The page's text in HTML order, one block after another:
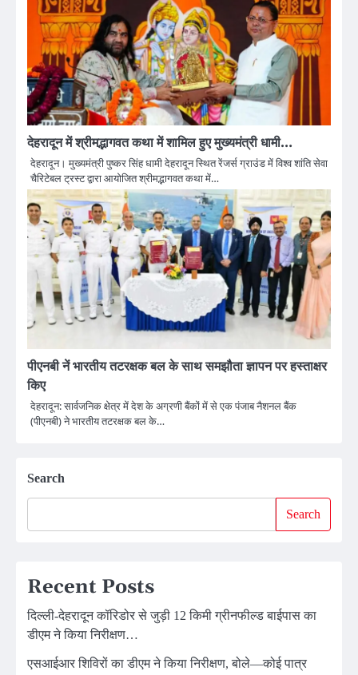
देहरादून में श्रीमद्भागवत कथा में शामिल हुए मुख्यमंत्री धामी…
देहरादून। मुख्यमंत्री पुष्कर सिंह धामी देहरादून स्थित रेंजर्स ग्राउंड में विश्व शांति सेवा
चैरिटेबल ट्रस्ट द्वारा आयोजित श्रीमद्भागवत कथा में…
पीएनबी नें भारतीय तटरक्षक बल के साथ समझौता ज्ञापन पर हस्ताक्षर
किए
देहरादून: सार्वजनिक क्षेत्र में देश के अग्रणी बैंकों में से एक पंजाब नैशनल बैंक
(पीएनबी) ने भारतीय तटरक्षक बल के…
Search
Search
Recent Posts
दिल्ली-देहरादून कॉरिडोर से जुड़ी 12 किमी ग्रीनफील्ड बाईपास का
डीएम ने किया निरीक्षण…
एसआईआर शिविरों का डीएम ने किया निरीक्षण, बोले—कोई पात्र